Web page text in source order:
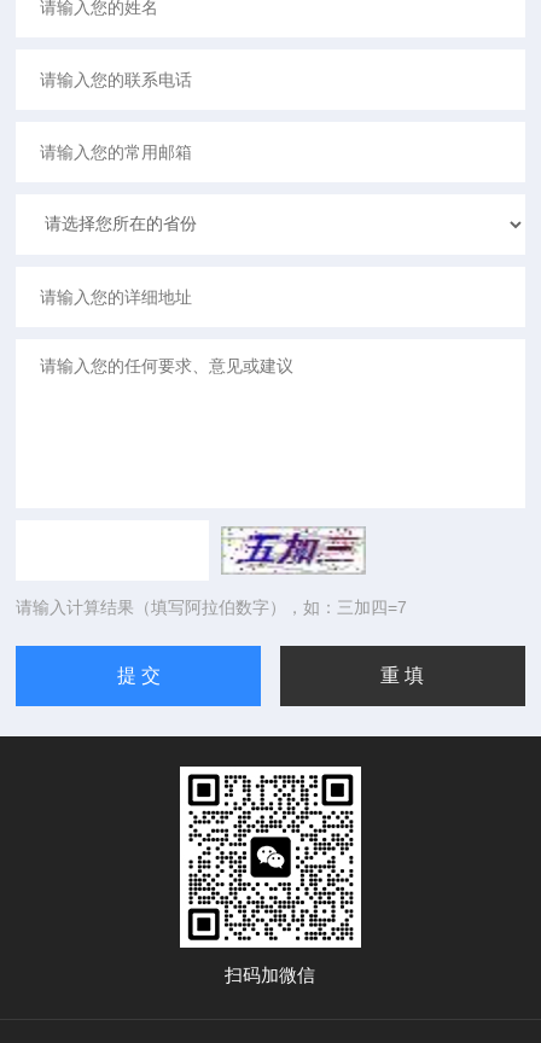
请输入计算结果（填写阿拉伯数字），如：三加四=7
扫码加微信